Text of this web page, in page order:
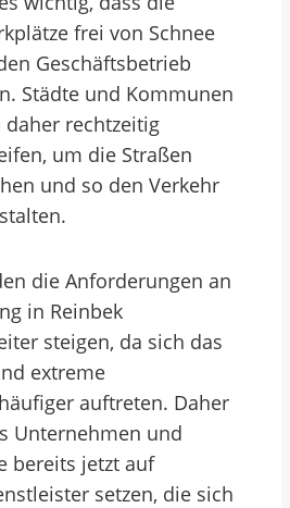
frei von Schnee
Geschäftsbetrieb
Städte und Kommunen
rechtzeitig
um die Straßen
und so den Verkehr
die Anforderungen an
in Reinbek
steigen, da sich das
extreme
auftreten. Daher
Unternehmen und
bereits jetzt auf
setzen, die sich